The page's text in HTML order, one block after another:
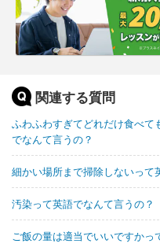
関連する質問
ふわふわすぎてどれだけ食べ
でなんて言うの？
細かい場所まで掃除しないって
汚染って英語でなんて言うの？
ご飯の量は適当でいいですかっ